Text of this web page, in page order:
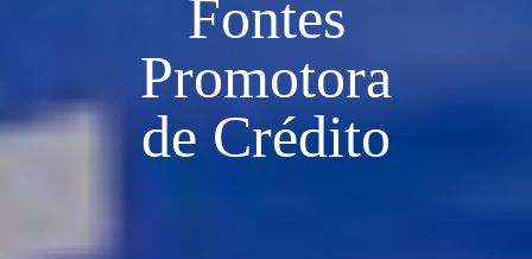
Fontes
Promotora
de Crédito